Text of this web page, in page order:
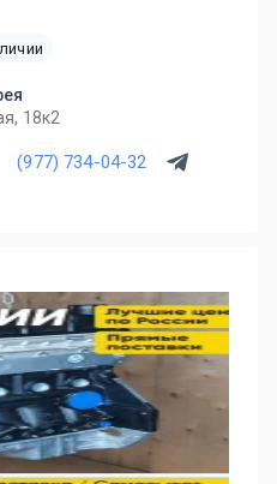
18к2
(977) 734-04-32